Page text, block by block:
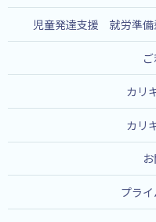
児童発達支援 就労準備
カリ
カリ
プラ